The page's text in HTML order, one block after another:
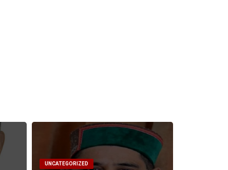
UNCATEGORIZED